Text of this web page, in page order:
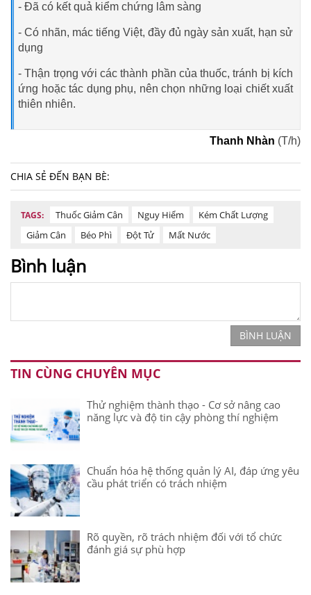
- Đã có kết quả kiểm chứng lâm sàng
- Có nhãn, mác tiếng Việt, đầy đủ ngày sản xuất, hạn sử
dụng
- Thận trọng với các thành phần của thuốc, tránh bị kích
ứng hoặc tác dụng phụ, nên chọn những loại chiết xuất
thiên nhiên.
Thanh Nhàn (T/h)
CHIA SẺ ĐẾN BẠN BÈ:
TAGS: Thuốc Giảm Cân Nguy Hiểm
Kém Chất Lượng
Giảm Cân
Béo Phì Đột Tử Mất Nước
Bình luận
BÌNH LUẬN
TIN CÙNG CHUYÊN MỤC
Thử nghiệm thành thạo - Cơ sở nâng cao
năng lực và độ tin cậy phòng thí nghiệm
Chuẩn hóa hệ thống quản lý AI, đáp ứng yêu
cầu phát triển có trách nhiệm
Rõ quyền, rõ trách nhiệm đối với tổ chức
đánh giá sự phù hợp